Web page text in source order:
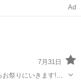
Ad
7月31日
お祭りにいきます!芝